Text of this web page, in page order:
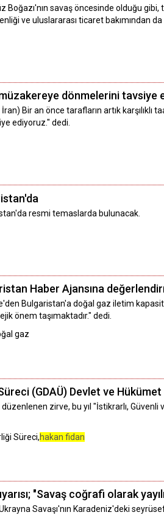
Boğazı'nın savaş öncesinde olduğu
ve uluslararası ticaret bakımından
müzakereye dönmelerini tavsiye
Bir an önce tarafların artık karşılıklı
ediyoruz." dedi.
resmi temaslarda bulunacak.
Haber Ajansına
Bulgaristan'a doğal gaz iletim
önem taşımaktadır." dedi.
gaz
(GDAÜ) Devlet ve
düzenlenen zirve, bu yıl "İstikrarlı,
Süreci,hakan fidan
"Savaş coğrafi olarak
Savaşı'nın Karadeniz'deki